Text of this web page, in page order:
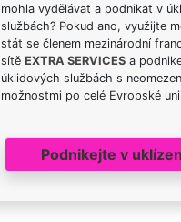
mohla vydělávat a podnikat v
službách? Pokud ano, využijte
stát se členem mezinárodní
sítě EXTRA SERVICESa
úklidových službách s
možnostmi po celé Evropské
Podnikejte v